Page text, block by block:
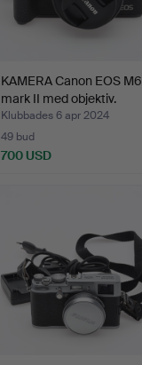
KAMERA Canon EOS M6
mark II med objektiv.
Klubbades 6 apr 2024
49 bud
700 USD